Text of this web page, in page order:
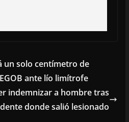
un solo centímetro de
ante lío limítrofe
indemnizar a hombre tras
donde salió lesionado